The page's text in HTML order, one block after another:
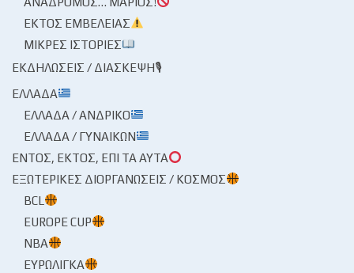
ΕΚΤΌΣ ΕΜΒΈΛΕΙΑΣ
ΜΙΚΡΈΣ ΙΣΤΟΡΊΕΣ
ΕΚΔΗΛΏΣΕΙΣ / ΔΙΆΣΚΕΨΗ🎙
ΕΛΛΆΔΑ
ΕΛΛΆΔΑ / ΑΝΔΡΙΚΌ
ΕΛΛΆΔΑ / ΓΥΝΑΙΚΏΝ
ΕΝΤΌΣ, ΕΚΤΌΣ, ΕΠΊ ΤΑ ΑΥΤΆ
ΕΞΩΤΕΡΙΚΈΣ ΔΙΟΡΓΑΝΏΣΕΙΣ / ΚΌΣΜΟΣ
BCL
EUROPE CUP
NBA
ΕΥΡΩΛΊΓΚΑ